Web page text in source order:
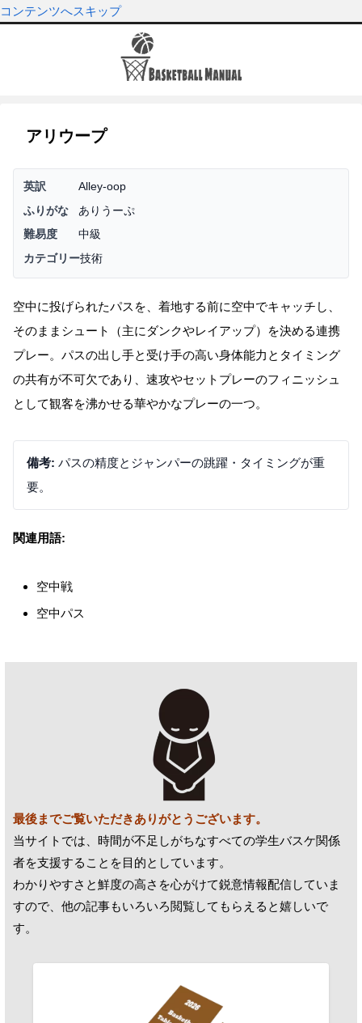
コンテンツへスキップ
アリウープ
英訳
Alley-oop
ふりがな
ありうーぷ
難易度
中級
カテゴリー技術
空中に投げられたパスを、着地する前に空中でキャッチし、
そのままシュート（主にダンクやレイアップ）を決める連携
プレー。パスの出し手と受け手の高い身体能力とタイミング
の共有が不可欠であり、速攻やセットプレーのフィニッシュ
として観客を沸かせる華やかなプレーの一つ。
備考: パスの精度とジャンパーの跳躍・タイミングが重
要。
関連用語:
空中戦
空中パス
最後までご覧いただきありがとうございます。
当サイトでは、時間が不足しがちなすべての学生バスケ関係
者を支援することを目的としています。
わかりやすさと鮮度の高さを心がけて鋭意情報配信していま
すので、他の記事もいろいろ閲覧してもらえると嬉しいで
す。